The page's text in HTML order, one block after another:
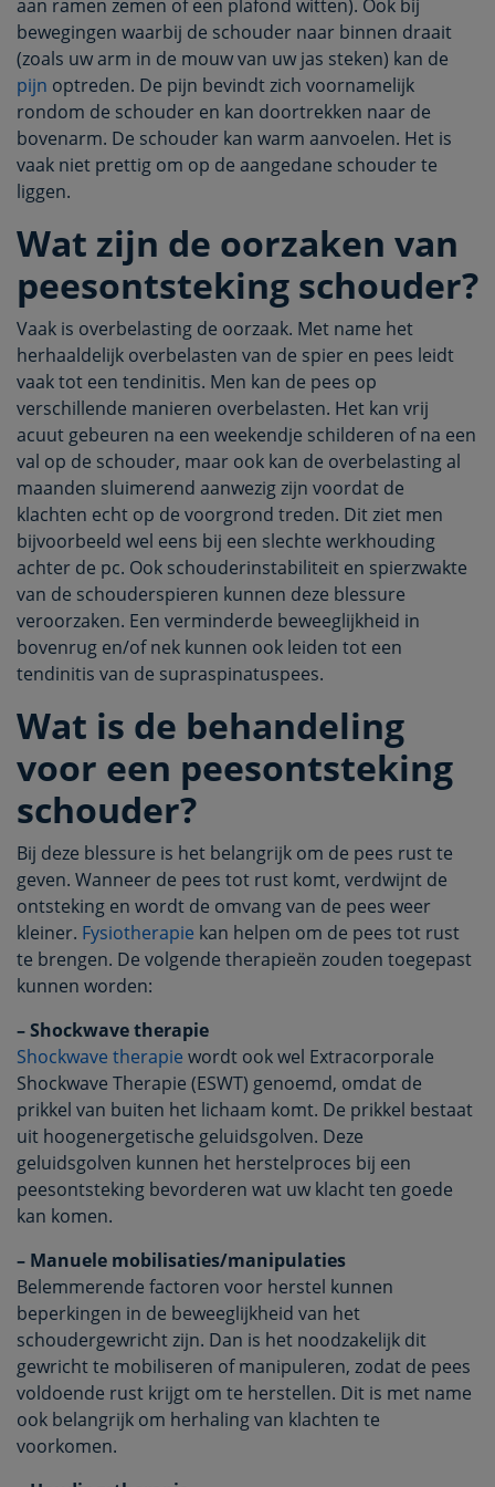
aan ramen zemen of een plafond witten). Ook bij
bewegingen waarbij de schouder naar binnen draait
(zoals uw arm in de mouw van uw jas steken) kan de
pijn optreden. De pijn bevindt zich voornamelijk
rondom de schouder en kan doortrekken naar de
bovenarm. De schouder kan warm aanvoelen. Het is
vaak niet prettig om op de aangedane schouder te
liggen.
Wat zijn de oorzaken van
peesontsteking schouder?
Vaak is overbelasting de oorzaak. Met name het
herhaaldelijk overbelasten van de spier en pees leidt
vaak tot een tendinitis. Men kan de pees op
verschillende manieren overbelasten. Het kan vrij
acuut gebeuren na een weekendje schilderen of na een
val op de schouder, maar ook kan de overbelasting al
maanden sluimerend aanwezig zijn voordat de
klachten echt op de voorgrond treden. Dit ziet men
bijvoorbeeld wel eens bij een slechte werkhouding
achter de pc. Ook schouderinstabiliteit en spierzwakte
van de schouderspieren kunnen deze blessure
veroorzaken. Een verminderde beweeglijkheid in
bovenrug en/of nek kunnen ook leiden tot een
tendinitis van de supraspinatuspees.
Wat is de behandeling
voor een peesontsteking
schouder?
Bij deze blessure is het belangrijk om de pees rust te
geven. Wanneer de pees tot rust komt, verdwijnt de
ontsteking en wordt de omvang van de pees weer
kleiner. Fysiotherapie kan helpen om de pees tot rust
te brengen. De volgende therapieën zouden toegepast
kunnen worden:
– Shockwave therapie
Shockwave therapie wordt ook wel Extracorporale
Shockwave Therapie (ESWT) genoemd, omdat de
prikkel van buiten het lichaam komt. De prikkel bestaat
uit hoogenergetische geluidsgolven. Deze
geluidsgolven kunnen het herstelproces bij een
peesontsteking bevorderen wat uw klacht ten goede
kan komen.
– Manuele mobilisaties/manipulaties
Belemmerende factoren voor herstel kunnen
beperkingen in de beweeglijkheid van het
schoudergewricht zijn. Dan is het noodzakelijk dit
gewricht te mobiliseren of manipuleren, zodat de pees
voldoende rust krijgt om te herstellen. Dit is met name
ook belangrijk om herhaling van klachten te
voorkomen.